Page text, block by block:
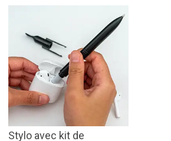
Stylo avec kit de